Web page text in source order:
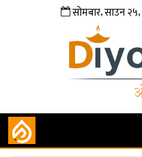
सोमबार,साउन२५,